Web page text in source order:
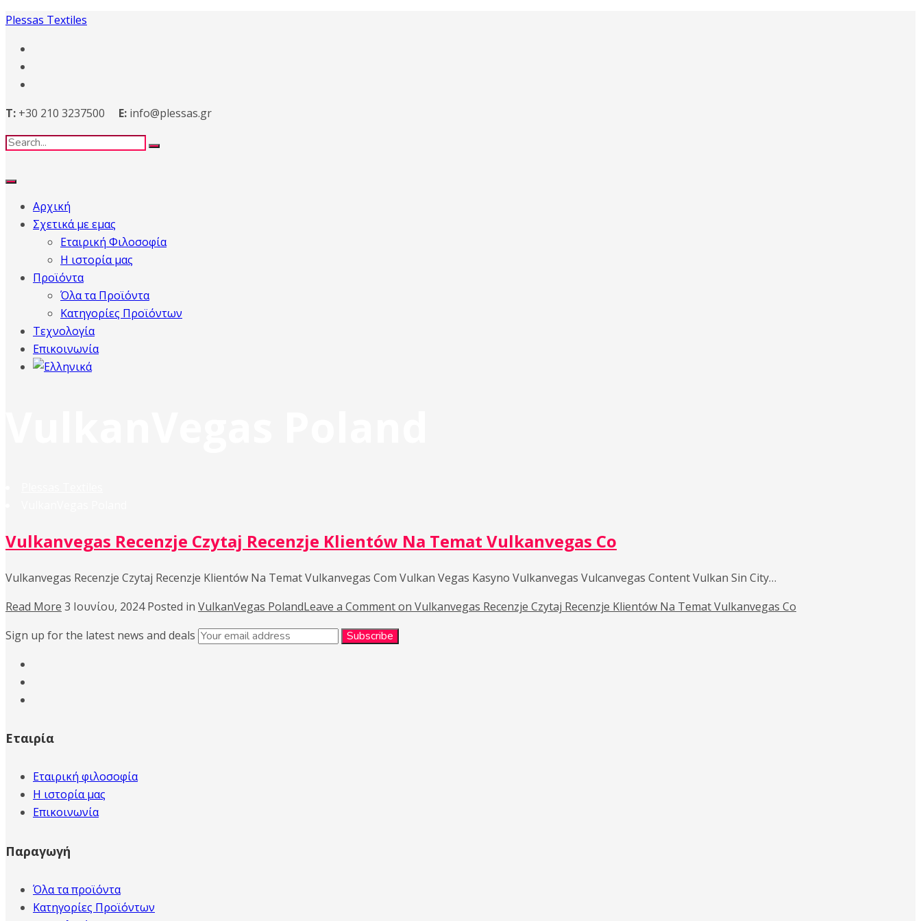
Plessas Textiles
T: +30 210 3237500 E: info@plessas.gr
Αρχική
Σχετικά με εμας
Εταιρική Φιλοσοφία
Η ιστορία μας
Προϊόντα
Όλα τα Προϊόντα
Κατηγορίες Προϊόντων
Τεχνολογία
Επικοινωνία
Vulkanvegas Recenzje Czytaj Recenzje Klientów Na Temat Vulkanvegas Co
Vulkanvegas Recenzje Czytaj Recenzje Klientów Na Temat Vulkanvegas Com Vulkan Vegas Kasyno Vulkanvegas Vulcanvegas Content Vulkan Sin City…
Read More 3 Ιουνίου, 2024 Posted in VulkanVegas PolandLeave a Commenton Vulkanvegas Recenzje Czytaj Recenzje Klientów Na Temat Vulkanvegas Co
Sign up for the latest news and deals
Εταιρία
Εταιρική φιλοσοφία
Η ιστορία μας
Επικοινωνία
Παραγωγή
Όλα τα προϊόντα
Κατηγορίες Προϊόντων